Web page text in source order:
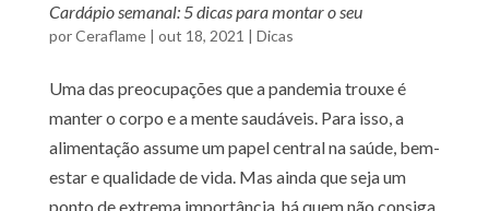
Cardápio semanal: 5 dicas para montar o seu
porCeraflame| out 18, 2021 | Dicas
Uma das preocupações que a pandemia trouxe é
manter o corpo e a mente saudáveis. Para isso, a
alimentação assume um papel central na saúde, bem-
estar e qualidade de vida. Mas ainda que seja um
ponto de extrema importância, há quem não consiga